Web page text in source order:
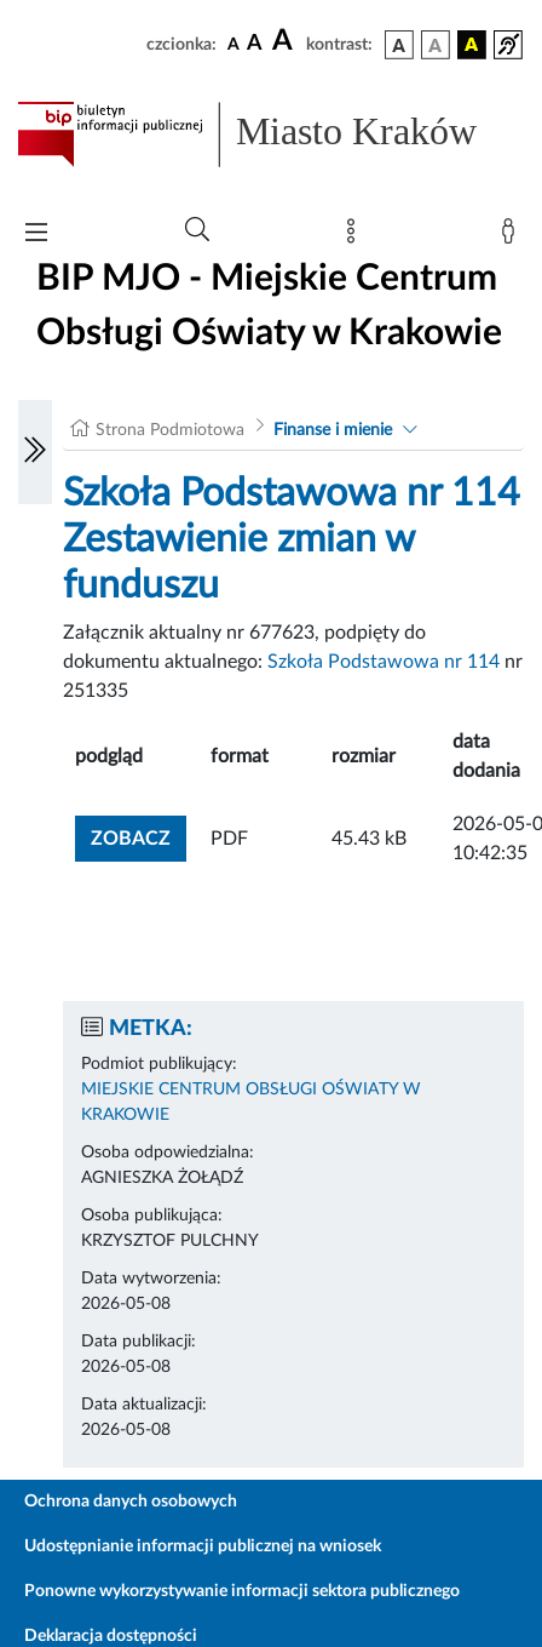
czcionka: A A A kontrast:
Miasto Kraków
BIP MJO - Miejskie Centrum
Obsługi Oświaty w Krakowie
Strona Podmiotowa Finanse i mienie
Szkoła Podstawowa nr 114
Zestawienie zmian w
funduszu
Załącznik aktualny nr 677623, podpięty do
dokumentu aktualnego:Szkoła Podstawowa nr 114 nr
251335
podgląd format rozmiar
data
dodania
ZOBACZZOBACZ ZAŁĄCZNIK
PDF 45.43 kB
2026-05-
10:42:35
METKA:
Podmiot publikujący:
MIEJSKIE CENTRUM OBSŁUGI OŚWIATY W
KRAKOWIE
Osoba odpowiedzialna:
AGNIESZKA ŻOŁĄDŹ
Osoba publikująca:
KRZYSZTOF PULCHNY
Data wytworzenia:
2026-05-08
Data publikacji:
2026-05-08
Data aktualizacji:
2026-05-08
Ochrona danych osobowych
Udostępnianie informacji publicznej na wniosek
Ponowne wykorzystywanie informacji sektora publicznego
Deklaracja dostępności